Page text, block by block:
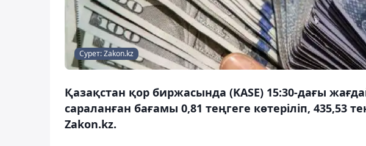
Сурет: Zakon.kz
Қазақстан қор биржасында (KASE) 15:30-дағы
сараланған бағамы 0,81 теңгеге көтеріліп, 435,53
Zakon.kz.